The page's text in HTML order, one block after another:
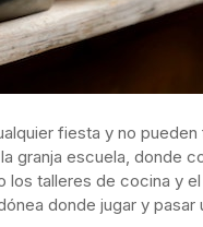
fiesta y no
granja escuela, donde
talleres de cocina y
donde jugar y pasar